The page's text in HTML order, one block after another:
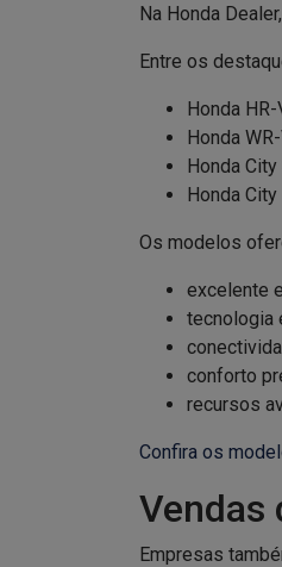
Na Honda
Entre os
Honda HR-
Honda
Honda City
Honda City
Os modelos
excelente
tecnologia
conforto
recursos
Confira os
Vendas
Empresas